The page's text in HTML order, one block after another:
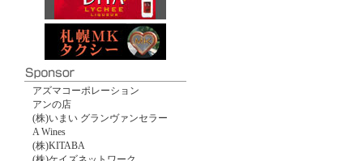
アズマコーポレーション
アンの店
(株)いまい グランヴァンセラー
A Wines
(株)KITABA